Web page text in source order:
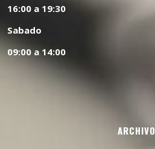
16:00 a 19:30
Sabado
09:00 a 14:00
ARCHIVO